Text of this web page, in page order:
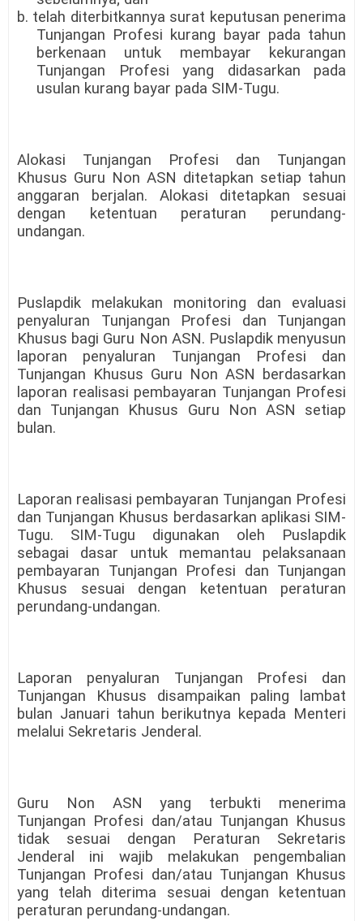
b. telah diterbitkannya surat keputusan penerima
Tunjangan Profesi kurang bayar pada tahun
berkenaan untuk membayar kekurangan
Tunjangan Profesi yang didasarkan pada
usulan kurang bayar pada SIM-Tugu.
Alokasi Tunjangan Profesi dan Tunjangan
Khusus Guru Non ASN ditetapkan setiap tahun
anggaran berjalan. Alokasi ditetapkan sesuai
dengan ketentuan peraturan perundang-
undangan.
Puslapdik melakukan monitoring dan evaluasi
penyaluran Tunjangan Profesi dan Tunjangan
Khusus bagi Guru Non ASN. Puslapdik menyusun
laporan penyaluran Tunjangan Profesi dan
Tunjangan Khusus Guru Non ASN berdasarkan
laporan realisasi pembayaran Tunjangan Profesi
dan Tunjangan Khusus Guru Non ASN setiap
bulan.
Laporan realisasi pembayaran Tunjangan Profesi
dan Tunjangan Khusus berdasarkan aplikasi SIM-
Tugu. SIM-Tugu digunakan oleh Puslapdik
sebagai dasar untuk memantau pelaksanaan
pembayaran Tunjangan Profesi dan Tunjangan
Khusus sesuai dengan ketentuan peraturan
perundang-undangan.
Laporan penyaluran Tunjangan Profesi dan
Tunjangan Khusus disampaikan paling lambat
bulan Januari tahun berikutnya kepada Menteri
melalui Sekretaris Jenderal.
Guru Non ASN yang terbukti menerima
Tunjangan Profesi dan/atau Tunjangan Khusus
tidak sesuai dengan Peraturan Sekretaris
Jenderal ini wajib melakukan pengembalian
Tunjangan Profesi dan/atau Tunjangan Khusus
yang telah diterima sesuai dengan ketentuan
peraturan perundang-undangan.